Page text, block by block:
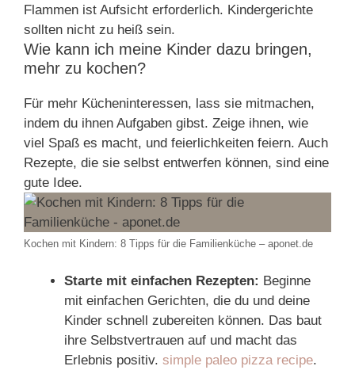
Flammen ist Aufsicht erforderlich. Kindergerichte
sollten nicht zu heiß sein.
Wie kann ich meine Kinder dazu bringen,
mehr zu kochen?
Für mehr Kücheninteressen, lass sie mitmachen,
indem du ihnen Aufgaben gibst. Zeige ihnen, wie
viel Spaß es macht, und feierlichkeiten feiern. Auch
Rezepte, die sie selbst entwerfen können, sind eine
gute Idee.
Kochen mit Kindern: 8 Tipps für die Familienküche – aponet.de
Starte mit einfachen Rezepten: Beginne
mit einfachen Gerichten, die du und deine
Kinder schnell zubereiten können. Das baut
ihre Selbstvertrauen auf und macht das
Erlebnis positiv. simple paleo pizza recipe.